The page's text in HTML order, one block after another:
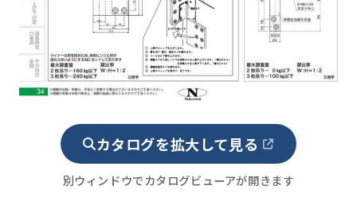
カタログを拡大して見る
別ウィンドウでカタログビューアが開きます